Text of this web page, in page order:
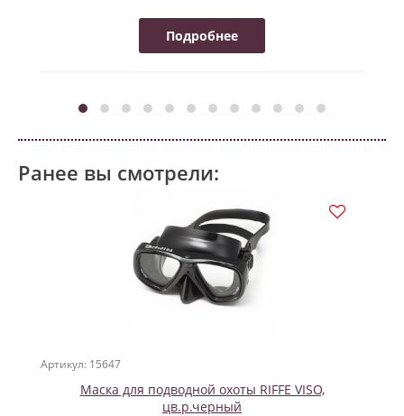
Подробнее
Ранее вы смотрели:
Артикул: 15647
Маска для подводной охоты RIFFE VISO,
цв.р.черный